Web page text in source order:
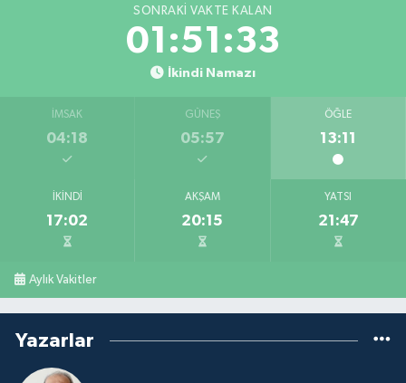
SONRAKI VAKTE KALAN
01:51:33
İkindi Namazı
İMSAK
04:18
GÜNEŞ
05:57
ÖĞLE
13:11
İKINDI
17:02
AKŞAM
20:15
YATSI
21:47
Aylık Vakitler
Yazarlar